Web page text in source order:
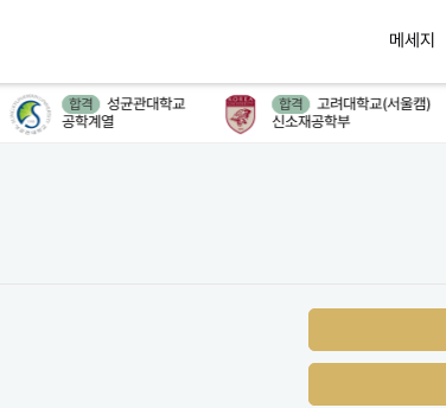
메세지
합격
성균관대학교
공학계열
합격
고려대학교(서울캠)
신소재공학부